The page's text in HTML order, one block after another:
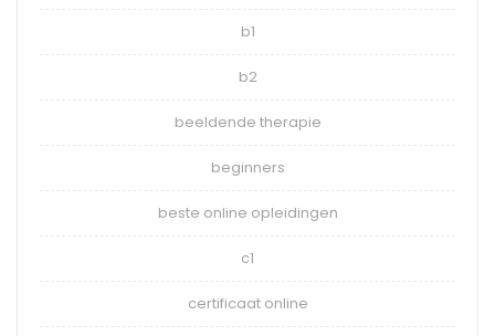
b1
b2
beeldende therapie
beginners
beste online opleidingen
c1
certificaat online